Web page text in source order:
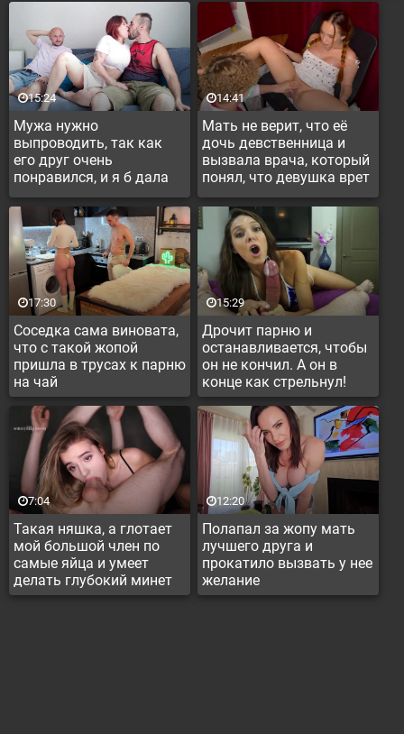
Мужа нужно
выпроводить, так как
его друг очень
понравился, и я б дала
15:24
Мать не верит, что её
дочь девственница и
вызвала врача, который
понял, что девушка врет
и уже женщина
14:41
Соседка сама виновата,
что с такой жопой
пришла в трусах к парню
на чай
17:30
Дрочит парню и
останавливается, чтобы
он не кончил. А он в
конце как стрельнул!
15:29
Такая няшка, а глотает
мой большой член по
самые яйца и умеет
делать глубокий минет
7:04
Полапал за жопу мать
лучшего друга и
прокатило вызвать у нее
желание
12:20